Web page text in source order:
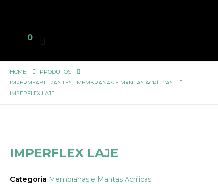
0
HOME
PRODUTOS
IMPERMEABILIZANTES,
MEMBRANAS E MANTAS ACRÍLICAS
IMPERFLEX LAJE
IMPERFLEX LAJE
Categoria Membranas e Mantas Acrílicas